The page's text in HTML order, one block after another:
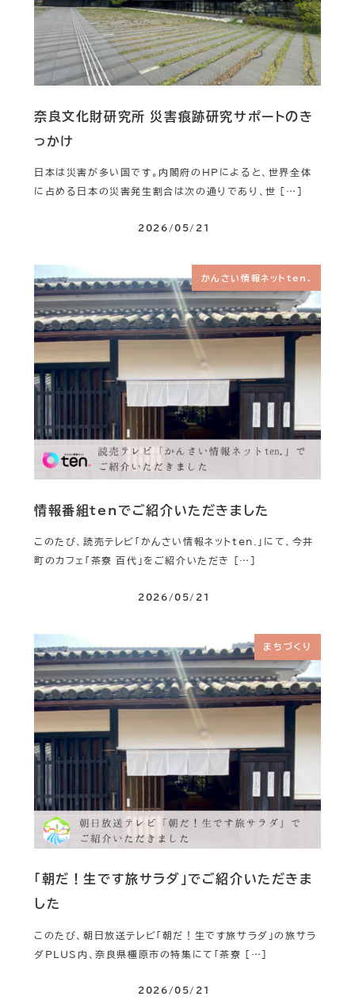
奈良文化財研究所 災害痕跡研究サポートのき
っかけ
日本は災害が多い国です。内閣府のHPによると、世界全体
に占める日本の災害発生割合は次の通りであり、世 […]
2026/05/21
かんさい情報ネットten.
情報番組tenでご紹介いただきました
このたび、読売テレビ「かんさい情報ネットten.」にて、今井
町のカフェ「茶寮 百代」をご紹介いただき […]
2026/05/21
まちづくり
「朝だ！生です旅サラダ」でご紹介いただきま
した
このたび、朝日放送テレビ「朝だ！生です旅サラダ」の旅サラ
ダPLUS内、奈良県橿原市の特集にて「茶寮 […]
2026/05/21